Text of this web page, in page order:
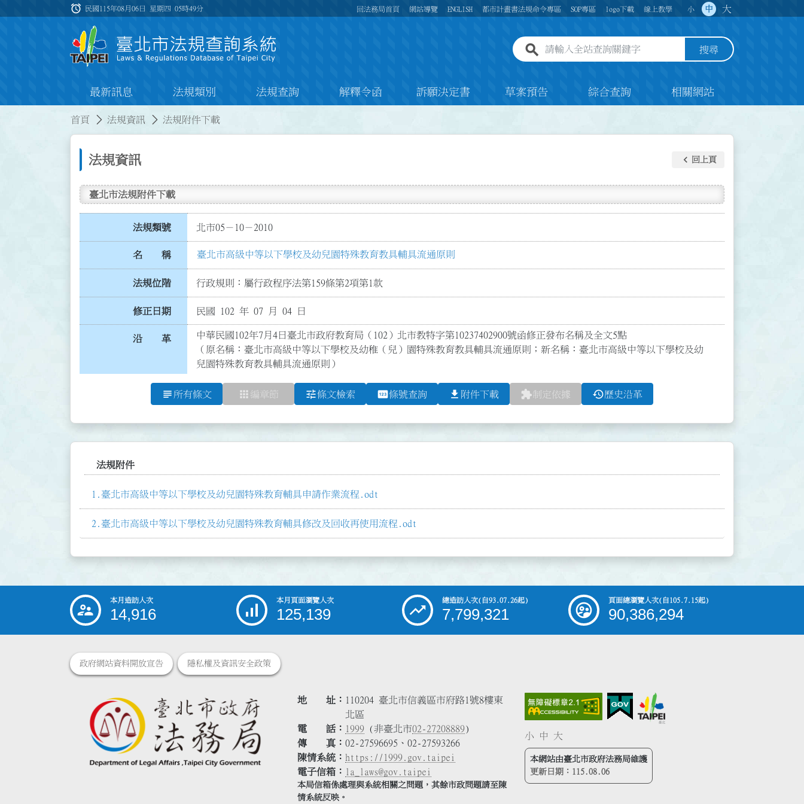
:::
alarm 民國115年08月06日 星期四05時49分 回法務局首頁 網站導覽 ENGLISH 都市計畫書法規命令專區 SOP專區 logo下載 線上教學 小 中 大
全站查詢關鍵字欄位 搜尋
最新訊息 法規類別 法規查詢 解釋令函 訴願決定書 草案預告 綜合查詢 相關網站
首頁 法規資訊 法規附件下載
法規資訊 keyboard_arrow_left 回上頁
臺北市法規附件下載
法規類號 北市05－10－2010
名 稱 臺北市高級中等以下學校及幼兒園特殊教育教具輔具流通原則
法規位階 行政規則：屬行政程序法第159條第2項第1款
修正日期 民國 102 年 07 月 04 日
沿 革
中華民國102年7月4日臺北市政府教育局（102）北市教特字第10237402900號函修正發布名稱及全文5點
（原名稱：臺北市高級中等以下學校及幼稚（兒）園特殊教育教具輔具流通原則；新名稱：臺北市高級中等以下學校及幼
兒園特殊教育教具輔具流通原則）
subject 所有條文 apps 編章節 tune條文檢索 pin條號查詢 file_download 附件下載 extension制定依據 history歷史沿革
法規附件
臺北市高級中等以下學校及幼兒園特殊教育輔具申請作業流程.odt
臺北市高級中等以下學校及幼兒園特殊教育輔具修改及回收再使用流程.odt
::: 本月造訪人次
14,916
本月頁面瀏覽人次
125,139
總造訪人次(自93.07.26起)
7,799,321
頁面總瀏覽人次(自105.7.15起)
90,386,294
政府網站資料開放宣告 隱私權及資訊安全政策
地 址
110204 臺北市信義區市府路1號8樓東
北區
電 話
1999 (非臺北市02-27208889)
傳 真
02-27596695、02-27593266
陳情系統
https://1999.gov.taipei
電子信箱
la_laws@gov.taipei
本局信箱係處理與系統相關之問題，其餘市政問題請至陳
情系統反映。
小 中 大
本網站由臺北市政府法務局維護
更新日期： 115.08.06